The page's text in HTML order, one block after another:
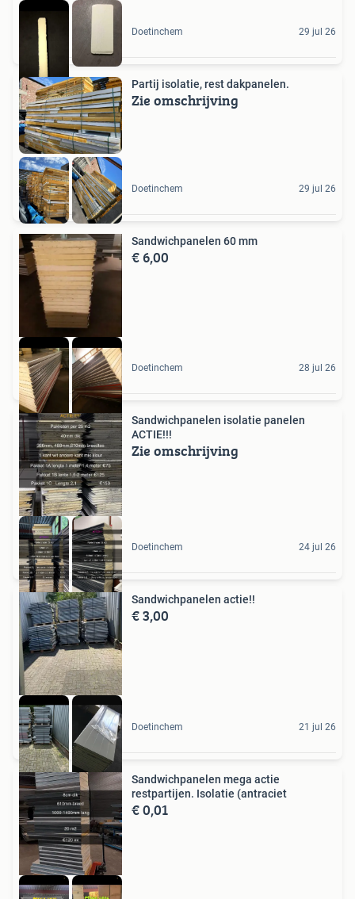
Doetinchem 29 jul 26
Partij isolatie, rest dakpanelen.
Zie omschrijving
Doetinchem 29 jul 26
Sandwichpanelen 60 mm
€ 6,00
Doetinchem 28 jul 26
Sandwichpanelen isolatie panelen
ACTIE!!!
Zie omschrijving
Doetinchem 24 jul 26
Sandwichpanelen actie!!
€ 3,00
Doetinchem 21 jul 26
Sandwichpanelen mega actie
restpartijen. Isolatie (antraciet
€ 0,01